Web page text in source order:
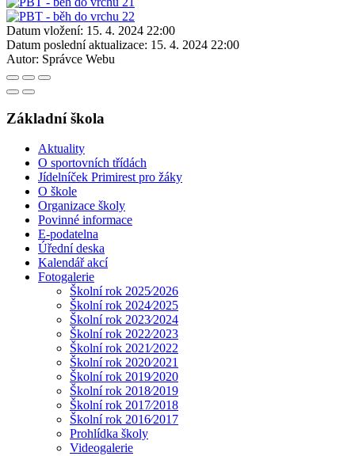
Datum vložení: 15. 4. 2024 22:00
Datum poslední aktualizace: 15. 4. 2024 22:00
Autor: Správce Webu
Základní škola
Aktuality
O sportovních třídách
Jídelníček Primirest pro žáky
O škole
Organizace školy
Povinné informace
E-podatelna
Úřední deska
Kalendář akcí
Fotogalerie
Školní rok 2025⁄2026
Školní rok 2024⁄2025
Školní rok 2023⁄2024
Školní rok 2022⁄2023
Školní rok 2021⁄2022
Školní rok 2020⁄2021
Školní rok 2019⁄2020
Školní rok 2018⁄2019
Školní rok 2017⁄2018
Školní rok 2016⁄2017
Prohlídka školy
Videogalerie